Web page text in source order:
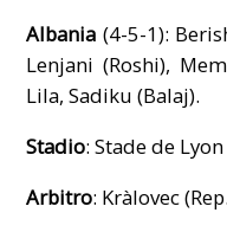
Albania (4-5-1):
Lenjani (Roshi),
Lila, Sadiku (Balaj).
Stadio: Stade de
Arbitro: Kràlovec